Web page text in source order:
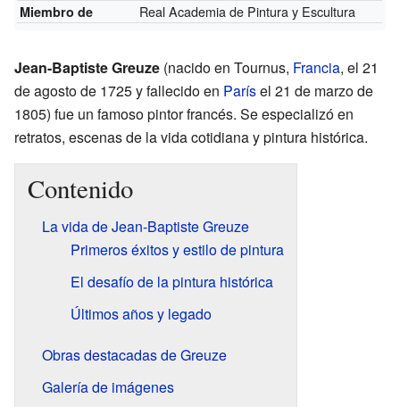
Miembro de
Real Academia de Pintura y Escultura
Jean-Baptiste Greuze (nacido en Tournus, Francia, el 21
de agosto de 1725 y fallecido en Parísel 21 de marzo de
1805) fue un famoso pintor francés. Se especializó en
retratos, escenas de la vida cotidiana y pintura histórica.
Contenido
La vida de Jean-Baptiste Greuze
Primeros éxitos y estilo de pintura
El desafío de la pintura histórica
Últimos años y legado
Obras destacadas de Greuze
Galería de imágenes